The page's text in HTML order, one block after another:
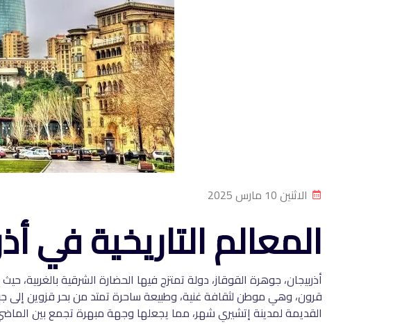
الاثنين 10 مارس 2025
المعالم التاريخية في
أذربيجان، جوهرة القوقاز، دولة تمتزج فيها الحضارة الشرقية بالغربية،
قرون، وهي موطن لثقافة غنية، وطبيعة ساحرة تمتد من بحر قزوين إلى
القديمة لمدينة إتشيري شهر، مما يجعلها وجهة مبهرة تجمع بين